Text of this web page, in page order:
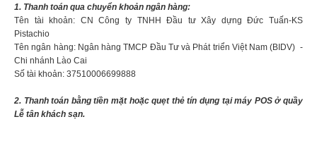
1. Thanh toán qua chuyển khoản ngân hàng:
Tên tài khoản: CN Công ty TNHH Đầu tư Xây dựng Đức Tuấn-KS
Pistachio
Tên ngân hàng: Ngân hàng TMCP Đầu Tư và Phát triển Việt Nam (BIDV) -
Chi nhánh Lào Cai
Số tài khoản: 37510006699888
2. Thanh toán bằng tiền mặt hoặc quẹt thẻ tín dụng tại máy POS ở quầy
Lễ tân khách sạn.